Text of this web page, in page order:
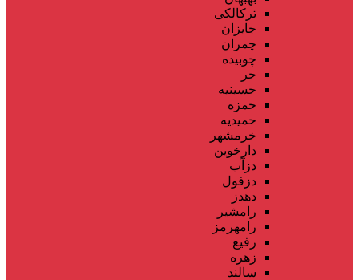
ترکالکی
جایزان
چمران
چوبیده
حر
حسینیه
حمزه
حمیدیه
خرمشهر
دارخوین
دزآب
دزفول
دهدز
رامشیر
رامهرمز
رفیع
زهره
سالند